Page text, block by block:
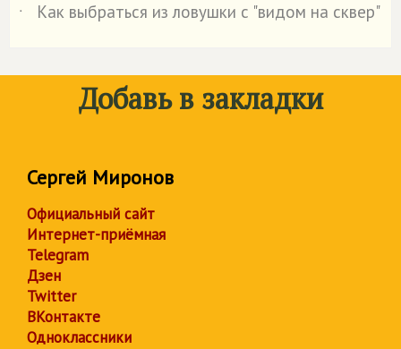
˙
Как выбраться из ловушки с "видом на сквер"
Добавь в закладки
Сергей Миронов
Официальный сайт
Интернет-приёмная
Telegram
Дзен
Twitter
ВКонтакте
Одноклассники